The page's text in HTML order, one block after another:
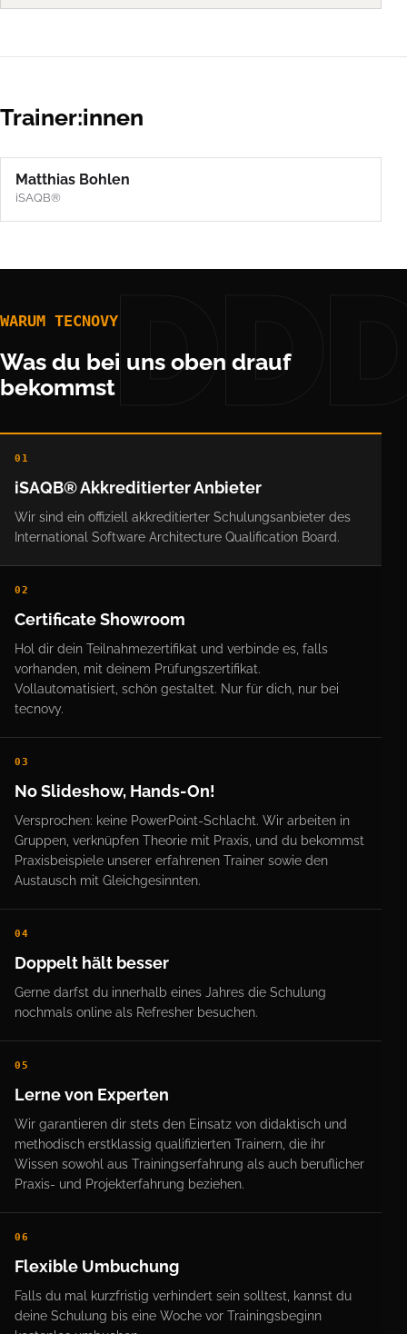
Trainer:innen
Matthias Bohlen
iSAQB®
WARUM TECNOVY
Was du bei uns oben drauf
bekommst
01
iSAQB® Akkreditierter Anbieter
Wir sind ein offiziell akkreditierter Schulungsanbieter des
International Software Architecture Qualification Board.
02
Certificate Showroom
Hol dir dein Teilnahmezertifikat und verbinde es, falls
vorhanden, mit deinem Prüfungszertifikat.
Vollautomatisiert, schön gestaltet. Nur für dich, nur bei
tecnovy.
03
No Slideshow, Hands-On!
Versprochen: keine PowerPoint-Schlacht. Wir arbeiten in
Gruppen, verknüpfen Theorie mit Praxis, und du bekommst
Praxisbeispiele unserer erfahrenen Trainer sowie den
Austausch mit Gleichgesinnten.
04
Doppelt hält besser
Gerne darfst du innerhalb eines Jahres die Schulung
nochmals online als Refresher besuchen.
05
Lerne von Experten
Wir garantieren dir stets den Einsatz von didaktisch und
methodisch erstklassig qualifizierten Trainern, die ihr
Wissen sowohl aus Trainingserfahrung als auch beruflicher
Praxis- und Projekterfahrung beziehen.
06
Flexible Umbuchung
Falls du mal kurzfristig verhindert sein solltest, kannst du
deine Schulung bis eine Woche vor Trainingsbeginn